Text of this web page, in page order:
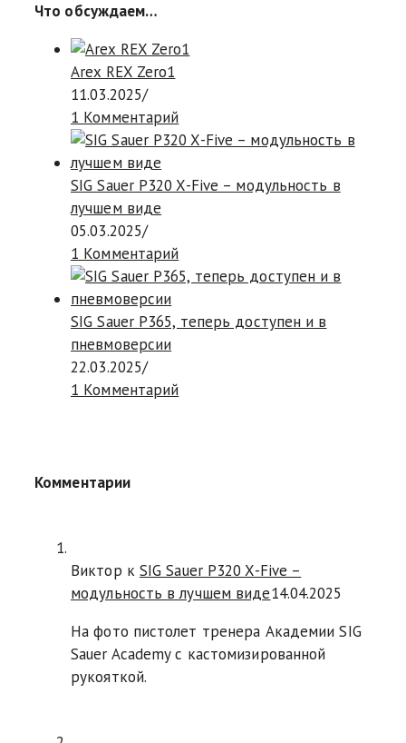
Что обсуждаем…
Arex REX Zero1
11.03.2025/
1 Комментарий
SIG Sauer P320 X-Five – модульность в
лучшем виде
05.03.2025/
1 Комментарий
SIG Sauer P365, теперь доступен и в
пневмоверсии
22.03.2025/
1 Комментарий
Комментарии
Виктор к SIG Sauer P320 X-Five –
модульность в лучшем виде14.04.2025
На фото пистолет тренера Академии SIG
Sauer Academy с кастомизированной
рукояткой.